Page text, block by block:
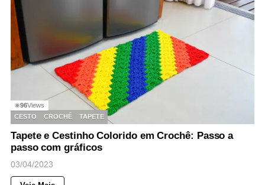
◉96Views
CESTO
CROCHÊ TAPETE
Tapete e Cestinho Colorido em Crochê: Passo a
passo com gráficos
03/04/2023